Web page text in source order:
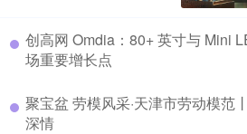
创高网 Omdia：80+ 英寸与 Mini
场重要增长点
聚宝盆 劳模风采·天津市劳动模范
深情